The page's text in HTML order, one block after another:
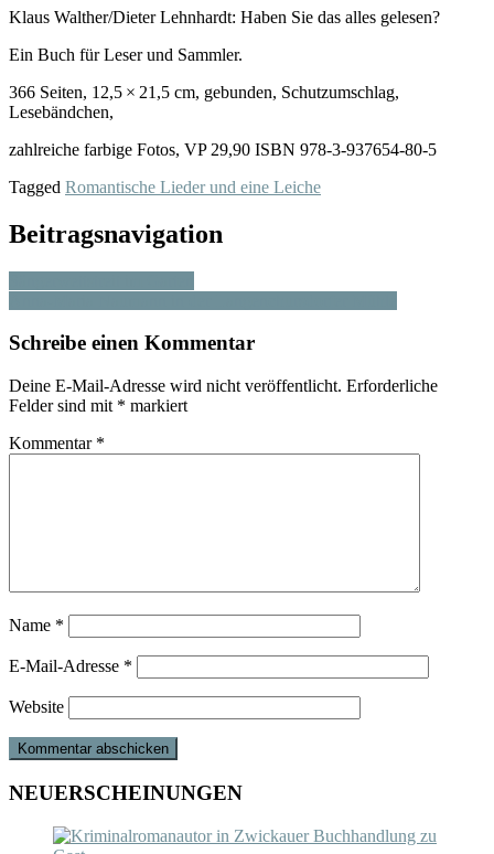
Klaus Walther/Dieter Lehnhardt: Haben Sie das alles gelesen?
Ein Buch für Leser und Sammler.
366 Seiten, 12,5 × 21,5 cm, gebunden, Schutzumschlag,
Lesebändchen,
zahlreiche farbige Fotos, VP 29,90 ISBN 978-3-937654-80-5
Tagged Romantische Lieder und eine Leiche
Beitragsnavigation
Schreibe einen Kommentar
Deine E-Mail-Adresse wird nicht veröffentlicht. Erforderliche
Felder sind mit * markiert
Kommentar *
Name *
E-Mail-Adresse *
Website
NEUERSCHEINUNGEN